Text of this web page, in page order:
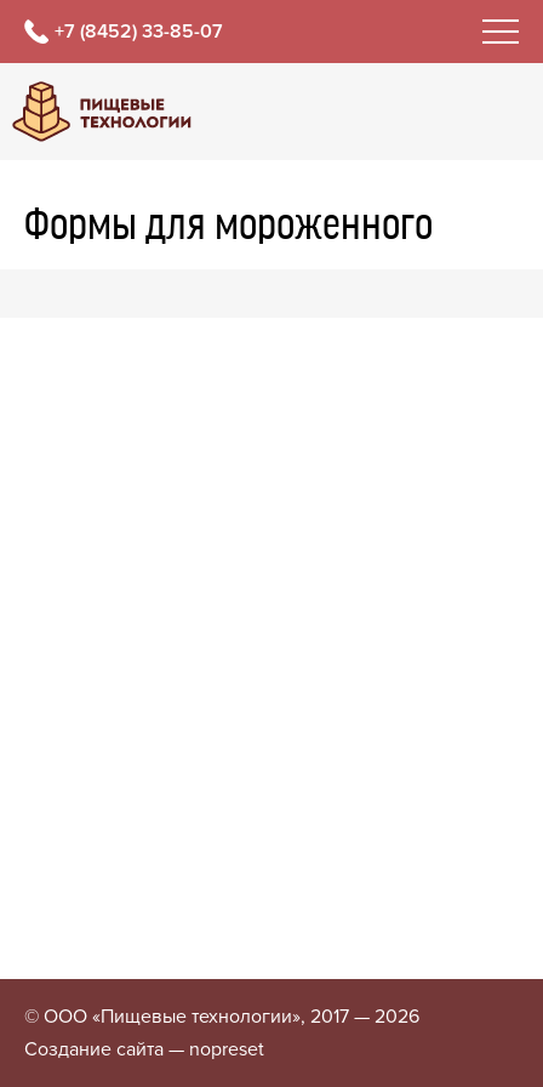
+7 (8452) 33-85-07
Формы для мороженного
© ООО «Пищевые технологии», 2017 — 2026
Создание сайта — nopreset